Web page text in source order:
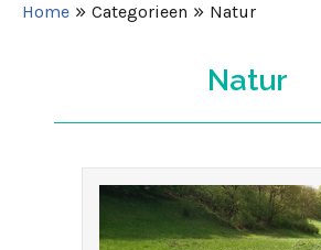
Home » Categorieen » Natur
Natur